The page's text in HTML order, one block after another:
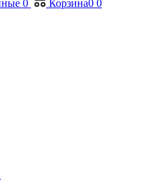
0 Корзина0 0